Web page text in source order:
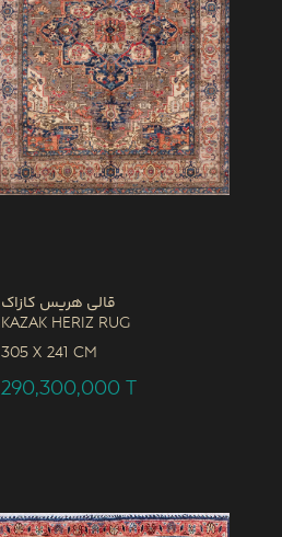
قالی هریس کازاک
Kazak Heriz Rug
305 x 241 CM
290,300,000 T